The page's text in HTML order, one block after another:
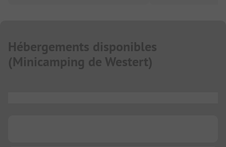
Hébergements disponibles
(Minicamping de Westert)